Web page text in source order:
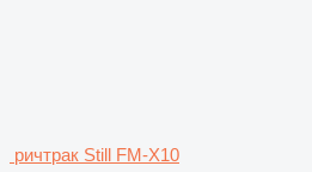
ричтрак Still FM-X10